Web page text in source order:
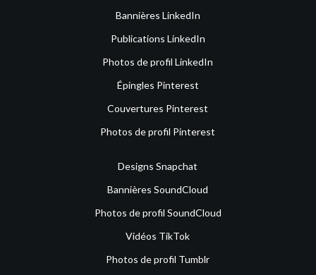
Bannières LinkedIn
Publications LinkedIn
Photos de profil LinkedIn
Épingles Pinterest
Couvertures Pinterest
Photos de profil Pinterest
Designs Snapchat
Bannières SoundCloud
Photos de profil SoundCloud
Vidéos TikTok
Photos de profil Tumblr